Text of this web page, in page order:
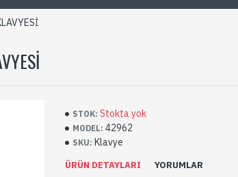
ÜRÜN DETAYLARI YORUMLAR
STOK: Stokta yok
MODEL: 42962
SKU: Klavye